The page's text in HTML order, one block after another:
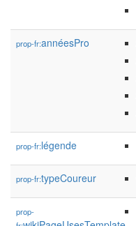
prop-fr:annéesPro
prop-fr:légende
prop-fr:typeCoureur
prop-